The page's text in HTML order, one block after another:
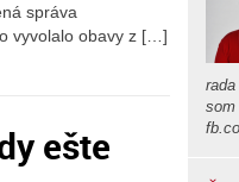
správa
vyvolalo obavy z […]
ešte
som